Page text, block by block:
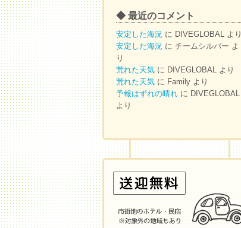
カ
イ
ブ
◆ 最近のコメント
安定した海況 に DIVEGLOBAL より
安定した海況 に チームシルバー よ
り
荒れた天気 に DIVEGLOBAL より
荒れた天気 に Family より
予報はずれの晴れ に DIVEGLOBAL
より